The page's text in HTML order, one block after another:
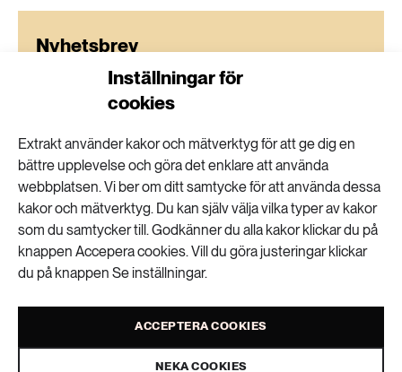
Inställningar för
cookies
Extrakt använder kakor och mätverktyg för att ge dig en
bättre upplevelse och göra det enklare att använda
webbplatsen. Vi ber om ditt samtycke för att använda dessa
kakor och mätverktyg. Du kan själv välja vilka typer av kakor
som du samtycker till. Godkänner du alla kakor klickar du på
knappen Accepera cookies. Vill du göra justeringar klickar
du på knappen Se inställningar.
ACCEPTERA COOKIES
NEKA COOKIES
Nyhetsbrev
Få kunskapen, idéerna och de nya lösningarna
för ett hållbart samhälle.
SKICKA
Personuppgifter lagras endast för utskick av Extrakts nyhetsbrev och
information kopplat till Extrakts verksamhet. Du kan när som helst säga
upp nyhetsbrevet, vilket innebär att du inte längre kommer att få några
utskick från oss.
Liknande artiklar
Skogsbränder hotar tusentals arter